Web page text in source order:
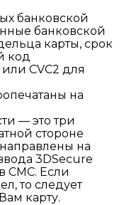
банковской
банковской
карты, срок
код
CVC2 для
на
— это три
стороне
на
3DSecure
СМС. Если
то следует
карту.